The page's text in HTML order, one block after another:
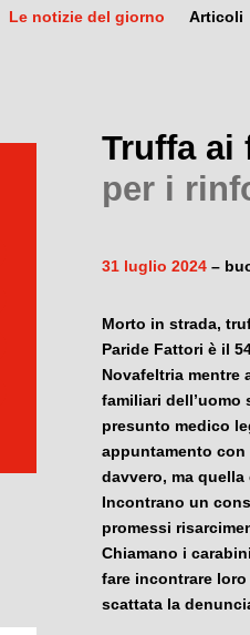
Le notizie del giorno Articoli
Truffa ai
per i
31 luglio 2024 –
Morto in strada,
Paride Fattori è il
Novafeltria mentre
familiari
presunto medico
appuntamento con
davvero, ma
Incontrano un
promessi
Chiamano i
fare incontrare
scattata la